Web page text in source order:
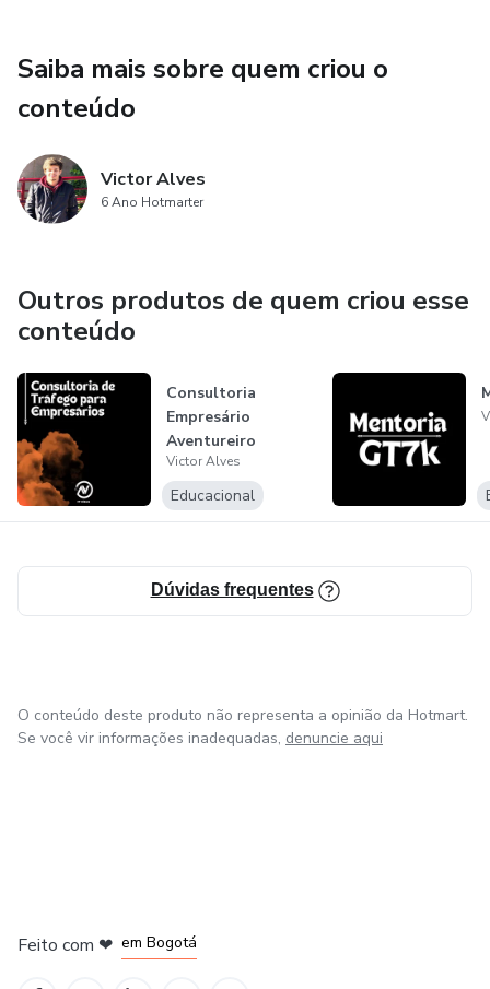
Saiba mais sobre quem criou o
conteúdo
Victor Alves
6 Ano Hotmarter
Outros produtos de quem criou esse
conteúdo
Consultoria
Empresário
Aventureiro
Victor Alves
Educacional
Dúvidas frequentes
O conteúdo deste produto não representa a opinião da Hotmart.
Se você vir informações inadequadas, denuncie aqui
Feito com ❤ em Bogotá